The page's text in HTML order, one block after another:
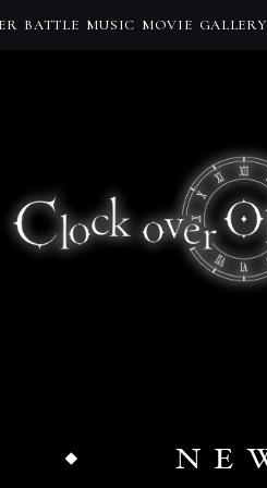
BATTLE MUSIC MOVIE GALLERY